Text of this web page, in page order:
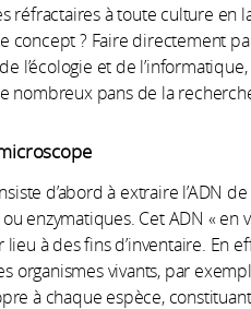
réfractaires à toute culture en
concept ? Faire directement
l’écologie et de
nombreux pans de la
d’abord à extraire l’ADN
enzymatiques. Cet ADN « en
à des fins d’inventaire. En
organismes vivants, par
à chaque espèce,